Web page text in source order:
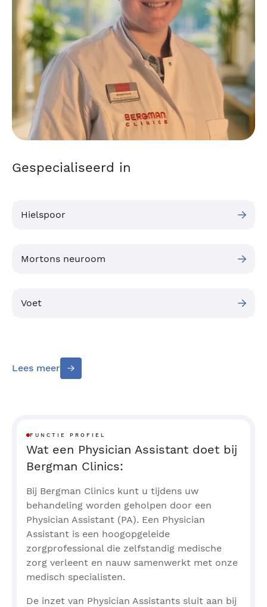
Gespecialiseerd in
Hielspoor
Mortons neuroom
Voet
Lees meer
FUNCTIE PROFIEL
Wat een Physician Assistant doet bij
Bergman Clinics:
Bij Bergman Clinics kunt u tijdens uw
behandeling worden geholpen door een
Physician Assistant (PA). Een Physician
Assistant is een hoogopgeleide
zorgprofessional die zelfstandig medische
zorg verleent en nauw samenwerkt met onze
medisch specialisten.
De inzet van Physician Assistants sluit aan bij